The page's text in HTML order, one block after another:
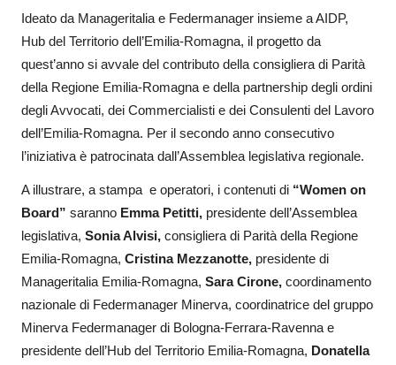
Ideato da Manageritalia e Federmanager insieme a AIDP,
Hub del Territorio dell’Emilia-Romagna, il progetto da
quest’anno si avvale del contributo della consigliera di Parità
della Regione Emilia-Romagna e della partnership degli ordini
degli Avvocati, dei Commercialisti e dei Consulenti del Lavoro
dell’Emilia-Romagna. Per il secondo anno consecutivo
l’iniziativa è patrocinata dall’Assemblea legislativa regionale.
A illustrare, a stampa e operatori, i contenuti di “Women on
Board” saranno Emma Petitti, presidente dell’Assemblea
legislativa, Sonia Alvisi, consigliera di Parità della Regione
Emilia-Romagna, Cristina Mezzanotte, presidente di
Manageritalia Emilia-Romagna, Sara Cirone, coordinamento
nazionale di Federmanager Minerva, coordinatrice del gruppo
Minerva Federmanager di Bologna-Ferrara-Ravenna e
presidente dell’Hub del Territorio Emilia-Romagna, Donatella